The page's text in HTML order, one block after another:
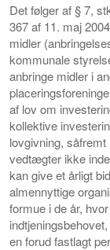
Det følger af § 7,
367 af 11. maj
midler
kommunale
anbringe midler i
af lov om
kollektive
lovgivning,
vedtægter ikke
kan give et årligt
almennyttige
formue i de år,
en forud fastlagt